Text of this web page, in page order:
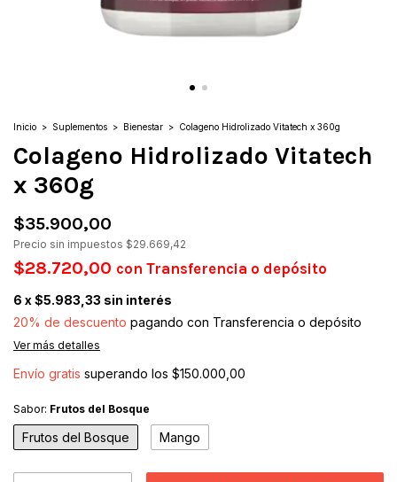
Inicio > Suplementos > Bienestar > Colageno Hidrolizado Vitatech x 360g
Colageno Hidrolizado Vitatech
x 360g
$35.900,00
Precio sin impuestos $29.669,42
$28.720,00 con Transferencia o depósito
6 x$5.983,33 sin interés
20% de descuento pagando con Transferencia o depósito
Ver más detalles
Envío gratis superando los $150.000,00
Sabor: Frutos del Bosque
Frutos del Bosque Mango